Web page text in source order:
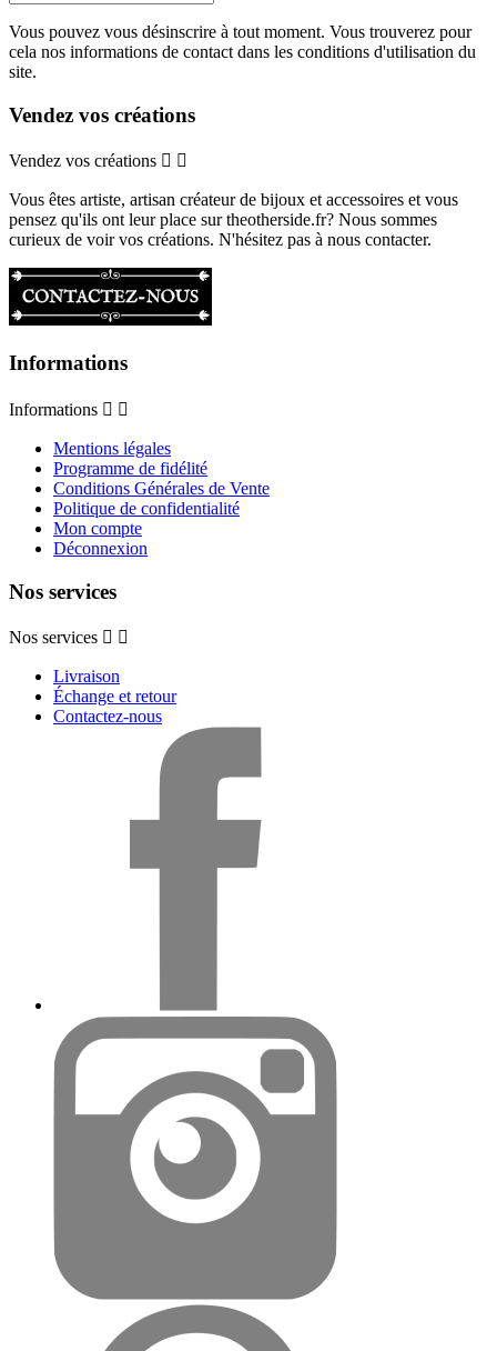
Vous pouvez vous désinscrire à tout moment. Vous trouverez pour
cela nos informations de contact dans les conditions d'utilisation du
site.
Vendez vos créations
Vendez vos créations  
Vous êtes artiste, artisan créateur de bijoux et accessoires et vous
pensez qu'ils ont leur place sur theotherside.fr? Nous sommes
curieux de voir vos créations. N'hésitez pas à nous contacter.
Informations
Informations  
Mentions légales
Programme de fidélité
Conditions Générales de Vente
Politique de confidentialité
Mon compte
Déconnexion
Nos services
Nos services  
Livraison
Échange et retour
Contactez-nous